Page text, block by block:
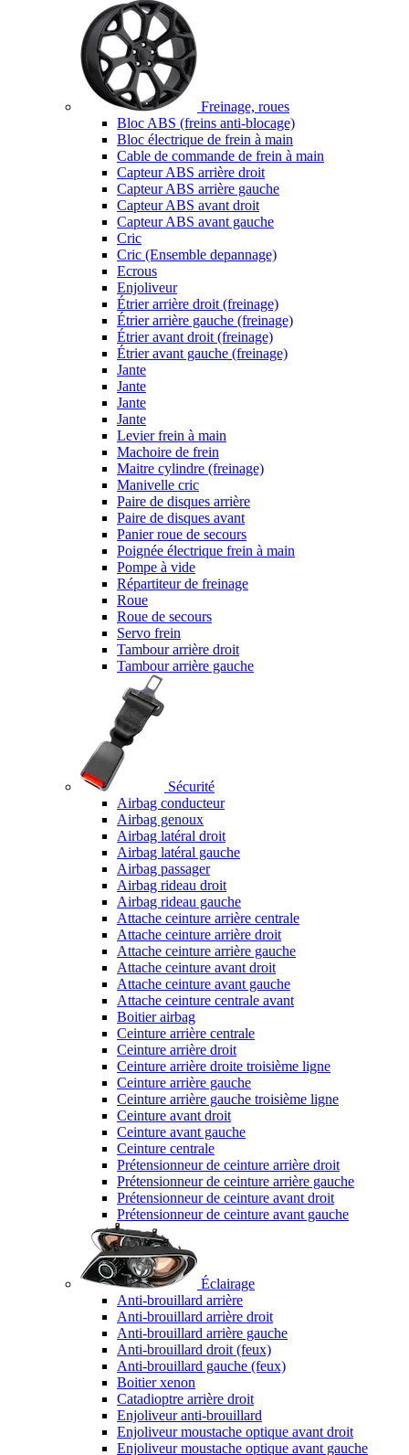
Freinage, roues
Bloc ABS (freins anti-blocage)
Bloc électrique de frein à main
Cable de commande de frein à main
Capteur ABS arrière droit
Capteur ABS arrière gauche
Capteur ABS avant droit
Capteur ABS avant gauche
Cric
Cric (Ensemble depannage)
Ecrous
Enjoliveur
Étrier arrière droit (freinage)
Étrier arrière gauche (freinage)
Étrier avant droit (freinage)
Étrier avant gauche (freinage)
Jante
Jante
Jante
Jante
Levier frein à main
Machoire de frein
Maitre cylindre (freinage)
Manivelle cric
Paire de disques arrière
Paire de disques avant
Panier roue de secours
Poignée électrique frein à main
Pompe à vide
Répartiteur de freinage
Roue
Roue de secours
Servo frein
Tambour arrière droit
Tambour arrière gauche
Sécurité
Airbag conducteur
Airbag genoux
Airbag latéral droit
Airbag latéral gauche
Airbag passager
Airbag rideau droit
Airbag rideau gauche
Attache ceinture arrière centrale
Attache ceinture arrière droit
Attache ceinture arrière gauche
Attache ceinture avant droit
Attache ceinture avant gauche
Attache ceinture centrale avant
Boitier airbag
Ceinture arrière centrale
Ceinture arrière droit
Ceinture arrière droite troisième ligne
Ceinture arrière gauche
Ceinture arrière gauche troisième ligne
Ceinture avant droit
Ceinture avant gauche
Ceinture centrale
Prétensionneur de ceinture arrière droit
Prétensionneur de ceinture arrière gauche
Prétensionneur de ceinture avant droit
Prétensionneur de ceinture avant gauche
Éclairage
Anti-brouillard arrière
Anti-brouillard arrière droit
Anti-brouillard arrière gauche
Anti-brouillard droit (feux)
Anti-brouillard gauche (feux)
Boitier xenon
Catadioptre arrière droit
Enjoliveur anti-brouillard
Enjoliveur moustache optique avant droit
Enjoliveur moustache optique avant gauche